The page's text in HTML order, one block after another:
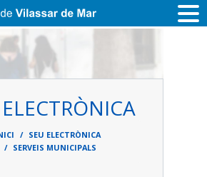
SEU ELECTRÒNICA
SERVEIS MUNICIPALS